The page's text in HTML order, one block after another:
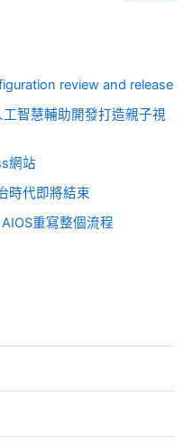
review and release
智慧輔助開發打造親子視
網站
時代即將結束
重寫整個流程